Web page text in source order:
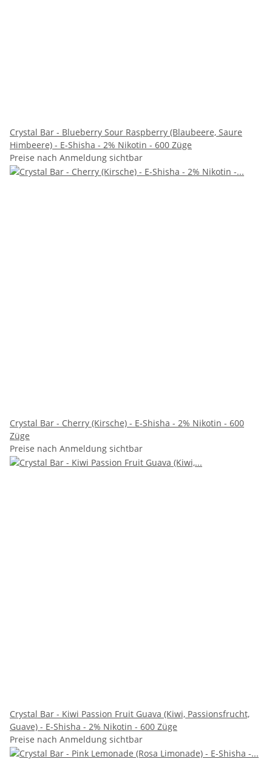
Crystal Bar - Blueberry Sour Raspberry (Blaubeere, Saure
Himbeere) - E-Shisha - 2% Nikotin - 600 Züge
Preise nach Anmeldung sichtbar
Crystal Bar - Cherry (Kirsche) - E-Shisha - 2% Nikotin - 600
Züge
Preise nach Anmeldung sichtbar
Crystal Bar - Kiwi Passion Fruit Guava (Kiwi, Passionsfrucht,
Guave) - E-Shisha - 2% Nikotin - 600 Züge
Preise nach Anmeldung sichtbar